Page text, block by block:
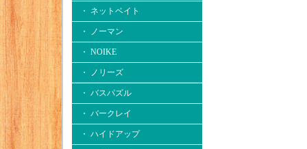
・ ネットベイト
・ ノーマン
・ NOIKE
・ ノリーズ
・ バスパズル
・ バークレイ
・ ハイドアップ